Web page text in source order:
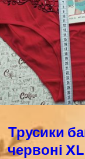
Трусики
червоні